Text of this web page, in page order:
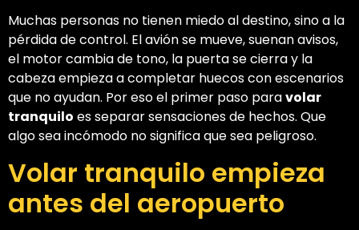
Muchas personas no tienen miedo al destino, sino a la
pérdida de control. El avión se mueve, suenan avisos,
el motor cambia de tono, la puerta se cierra y la
cabeza empieza a completar huecos con escenarios
que no ayudan. Por eso el primer paso paravolar
tranquilo es separar sensaciones de hechos. Que
algo sea incómodo no significa que sea peligroso.
Volar tranquilo empieza
antes del aeropuerto